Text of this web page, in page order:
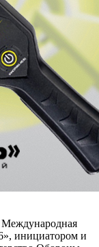
Международная
инициатором и